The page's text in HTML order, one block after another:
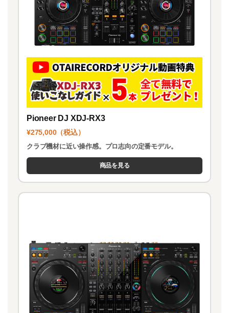
Pioneer DJ XDJ-RX3
¥275,000（税込）
クラブ機材に近い操作感。プロ志向の定番モデル。
商品を見る